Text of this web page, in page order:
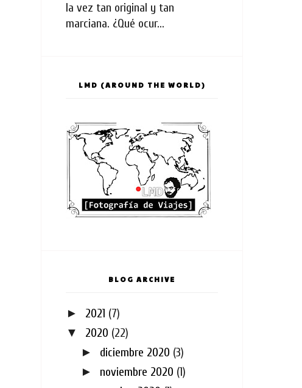
la vez tan original y tan
marciana. ¿Qué ocur...
LMD (AROUND THE WORLD)
BLOG ARCHIVE
► 2021 (7)
▼ 2020 (22)
► diciembre 2020 (3)
► noviembre 2020 (1)